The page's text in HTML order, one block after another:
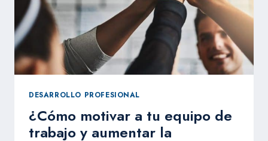
DESARROLLO PROFESIONAL
¿Cómo motivar a tu equipo de
trabajo y aumentar la